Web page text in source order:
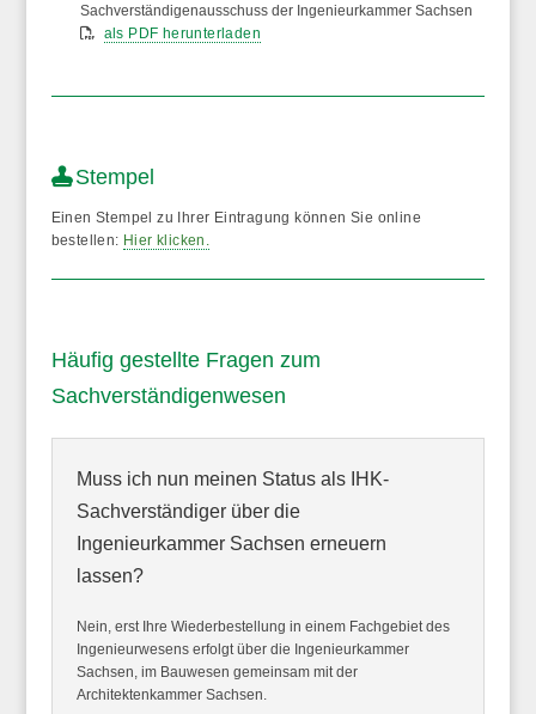
Sachverständigenausschussder Ingenieurkammer Sachsen
als PDF herunterladen
Stempel
Einen Stempel zu Ihrer Eintragung können Sie online
bestellen: Hier klicken.
Häufig gestellte Fragen zum
Sachverständigenwesen
Muss ich nun meinen Status als IHK-
Sachverständiger über die
Ingenieurkammer Sachsen erneuern
lassen?
Nein, erst Ihre Wiederbestellung in einem Fachgebiet des
Ingenieurwesens erfolgt über die Ingenieurkammer
Sachsen, im Bauwesen gemeinsam mit der
Architektenkammer Sachsen.